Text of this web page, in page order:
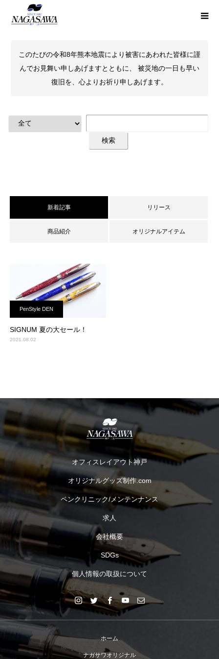
このたびの令和8年熊本地震により被害にあわれた皆様に謹
んでお見舞い申しあげますとともに、 被災地の一日も早い
復旧を、心よりお祈り申しあげます。
新着記事 リリース
商品紹介 オリジナルアイテム
PenStyle DEN
SIGNUM 夏の大セール！
2021.08.02
オフィスレイアウト神戸
オリジナルグッズ制作.com
ペンクリニック/メンテンナンス
求人
会社概要
SDGs
個人情報の取扱について
ホーム
ナガサワオリジナル